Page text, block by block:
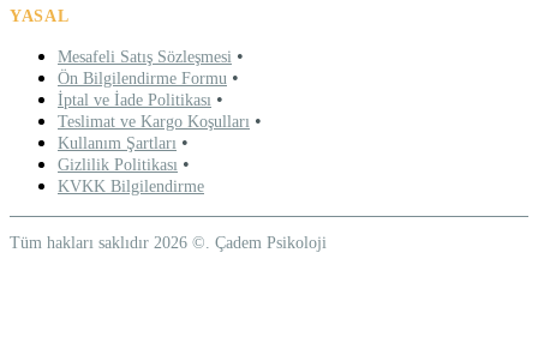
YASAL
Mesafeli Satış Sözleşmesi •
Ön Bilgilendirme Formu •
İptal ve İade Politikası •
Teslimat ve Kargo Koşulları •
Kullanım Şartları •
Gizlilik Politikası •
KVKK Bilgilendirme
Tüm hakları saklıdır 2026 ©. Çadem Psikoloji